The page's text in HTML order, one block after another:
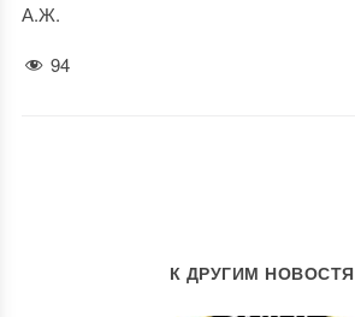
А.Ж.
94
К ДРУГИМ